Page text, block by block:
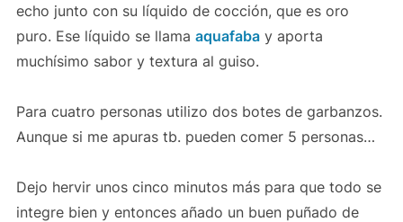
echo junto con su líquido de cocción, que es oro
puro. Ese líquido se llama aquafabay aporta
muchísimo sabor y textura al guiso.
Para cuatro personas utilizo dos botes de garbanzos.
Aunque si me apuras tb. pueden comer 5 personas…
Dejo hervir unos cinco minutos más para que todo se
integre bien y entonces añado un buen puñado de